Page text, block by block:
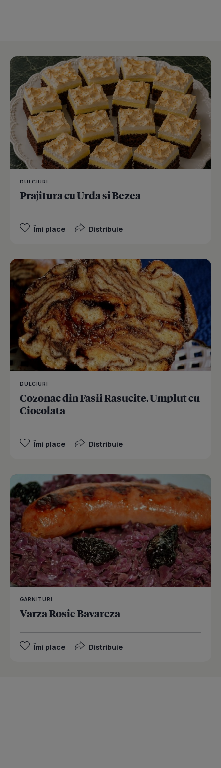
DULCIURI
Prajitura cu Urda si Bezea
Îmi place Distribuie
DULCIURI
Cozonac din Fasii Rasucite, Umplut cu
Ciocolata
Îmi place Distribuie
GARNITURI
Varza Rosie Bavareza
Îmi place Distribuie